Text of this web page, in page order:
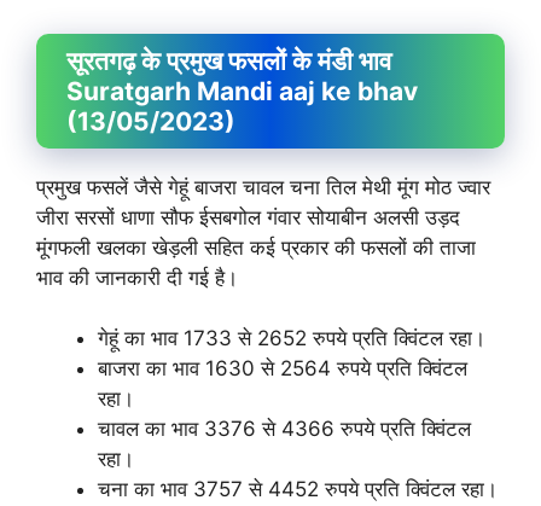
सूरतगढ़ के प्रमुख फसलों के मंडी भाव
Suratgarh Mandi aaj ke bhav
(13/05/2023)
प्रमुख फसलें जैसे गेहूं बाजरा चावल चना तिल मेथी मूंग मोठ ज्वार
जीरा सरसों धाणा सौफ ईसबगोल गंवार सोयाबीन अलसी उड़द
मूंगफली खलका खेड़ली सहित कई प्रकार की फसलों की ताजा
भाव की जानकारी दी गई है।
गेहूं का भाव 1733 से 2652 रुपये प्रति क्विंटल रहा।
बाजरा का भाव 1630 से 2564 रुपये प्रति क्विंटल
रहा।
चावल का भाव 3376 से 4366 रुपये प्रति क्विंटल
रहा।
चना का भाव 3757 से 4452 रुपये प्रति क्विंटल रहा।